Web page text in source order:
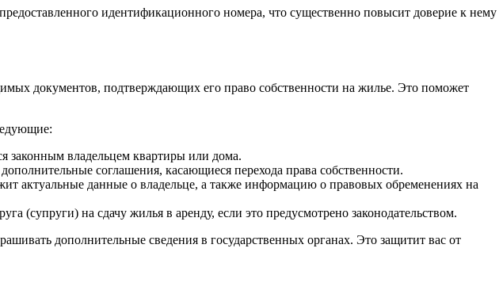
идентификационного номера, что существенно повысит доверие к нему
документов, подтверждающих его право собственности на жилье. Это поможет
законным владельцем квартиры или дома.
соглашения, касающиеся перехода права собственности.
актуальные данные о владельце, а также информацию о правовых обременениях на
(супруги) на сдачу жилья в аренду, если это предусмотрено законодательством.
дополнительные сведения в государственных органах. Это защитит вас от